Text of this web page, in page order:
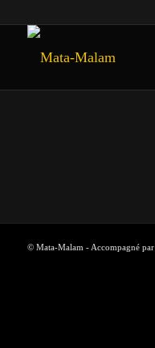
© Mata-Malam - Accompagné par